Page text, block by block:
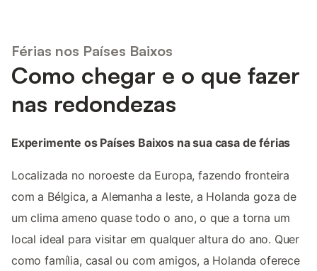
Férias nos Países Baixos
Como chegar e o que fazer
nas redondezas
Experimente os Países Baixos na sua casa de férias
Localizada no noroeste da Europa, fazendo fronteira
com a Bélgica, a Alemanha a leste, a Holanda goza de
um clima ameno quase todo o ano, o que a torna um
local ideal para visitar em qualquer altura do ano. Quer
como família, casal ou com amigos, a Holanda oferece